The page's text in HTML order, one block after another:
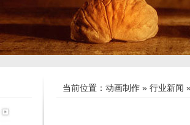
当前位置： 动画制作 » 行业新闻